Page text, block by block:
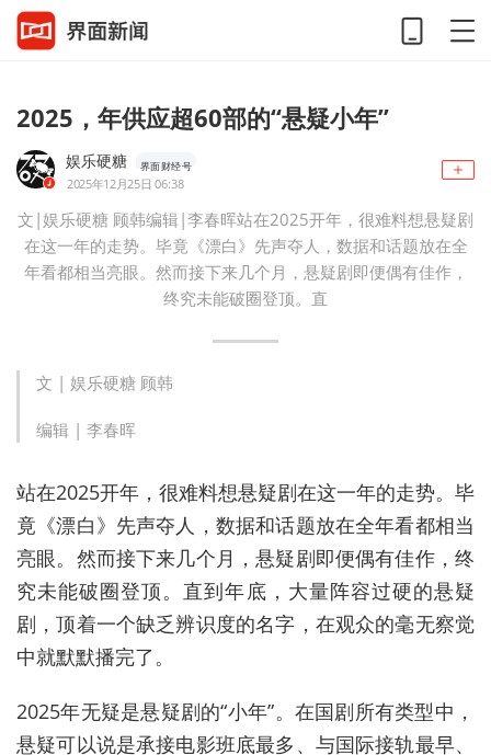
2025，年供应超60部的“悬疑小年”
娱乐硬糖 界面财经号
2025年12月25日 06:38
文|娱乐硬糖 顾韩编辑|李春晖站在2025开年，很难料想悬疑剧
在这一年的走势。毕竟《漂白》先声夺人，数据和话题放在全
年看都相当亮眼。然而接下来几个月，悬疑剧即便偶有佳作，
终究未能破圈登顶。直
文 | 娱乐硬糖 顾韩
编辑 | 李春晖
站在2025开年，很难料想悬疑剧在这一年的走势。毕
竟《漂白》先声夺人，数据和话题放在全年看都相当
亮眼。然而接下来几个月，悬疑剧即便偶有佳作，终
究未能破圈登顶。直到年底，大量阵容过硬的悬疑
剧，顶着一个缺乏辨识度的名字，在观众的毫无察觉
中就默默播完了。
2025年无疑是悬疑剧的“小年”。在国剧所有类型中，
悬疑可以说是承接电影班底最多、与国际接轨最早、